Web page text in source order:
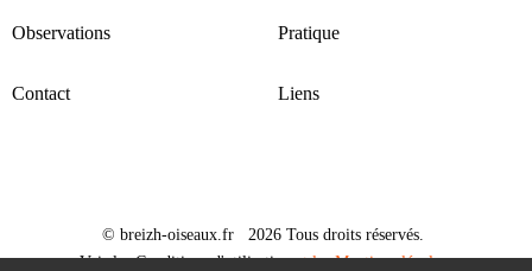
Observations Pratique
Contact Liens
© breizh-oiseaux.fr 2026 Tous droits réservés.
Voir les Conditions d'utilisationet les Mentions légales